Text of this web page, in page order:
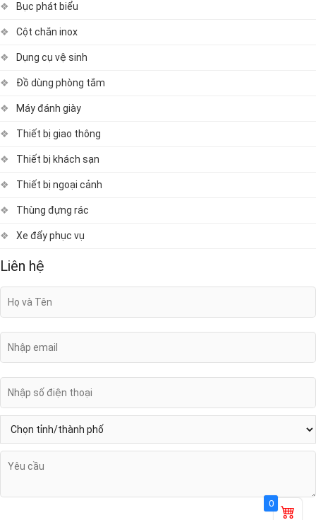
Bục phát biểu
Cột chắn inox
Dụng cụ vệ sinh
Đồ dùng phòng tắm
Máy đánh giày
Thiết bị giao thông
Thiết bị khách sạn
Thiết bị ngoại cảnh
Thùng đựng rác
Xe đẩy phục vụ
Liên hệ
0